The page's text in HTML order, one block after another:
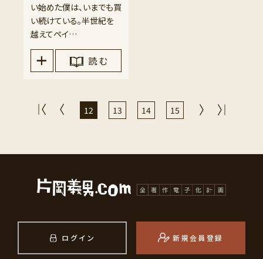
い始めた僕は、いまでも買
い続けている。半世紀を
越えてペイ…
読 む
12 13 14 15
ログイン 新規会員登録